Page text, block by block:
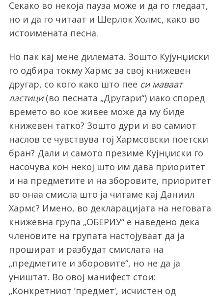
Секако во некоја пауза може и да го гледаат,
но и да го читаат и Шерлок Холмс, како во
истоимената песна.
Но пак кај мене дилемата. Зошто Кујунџиски
го одбира токму Хармс за свој книжевен
другар, со кого како што пее си маваат
ластици(во песната „Другари“) иако според
времето во кое живее може да му биде
книжевен татко? Зошто дури и во самиот
наслов се чувствува тој Хармсовски поетски
бран? Дали и самото презиме Кујнџиски го
насочува кон некој што им дава приоритет
и на предметите и на зборовите, приоритет
во онаа смисла што ја читаме кај Даниил
Хармс? Имено, во декларацијата на неговата
книжевна група „ОБЕРИУ“ е наведено дека
членовите на групата настојуваат да ја
прошират и разбудат смислата на
„предметите и зборовите“, но не да ја
уништат. Во овој манифест стои:
„Конкретниот ’предмет‘, исчистен од